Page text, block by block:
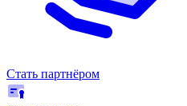
Стать партнёром